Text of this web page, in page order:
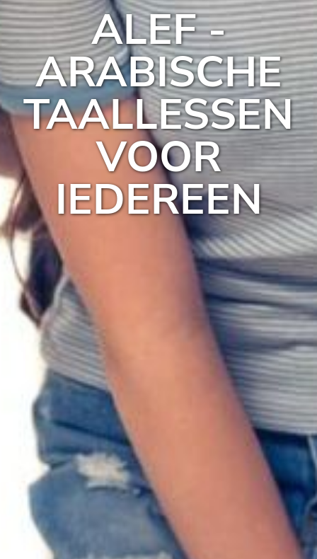
ALEF -
ARABISCHE
TAALLESSEN
VOOR
IEDEREEN